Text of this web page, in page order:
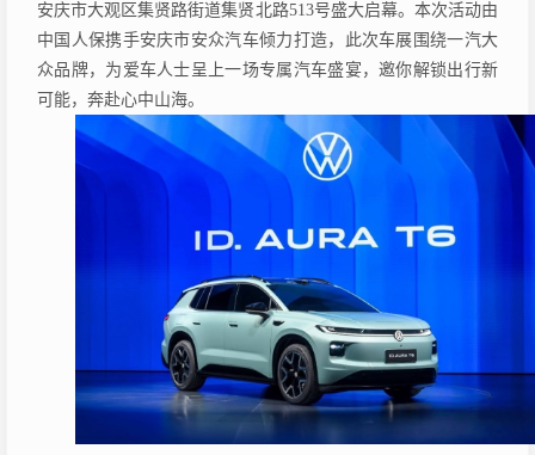
安庆市大观区集贤路街道集贤北路513号盛大启幕。本次活动由
中国人保携手安庆市安众汽车倾力打造， 此次车展围绕一汽大
众品牌， 为爱车人士呈上一场专属汽车盛宴，邀你解锁出行新
可 能，奔赴心中山海。